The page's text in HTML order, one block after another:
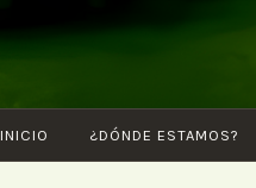
INICIO ¿DÓNDE ESTAMOS?